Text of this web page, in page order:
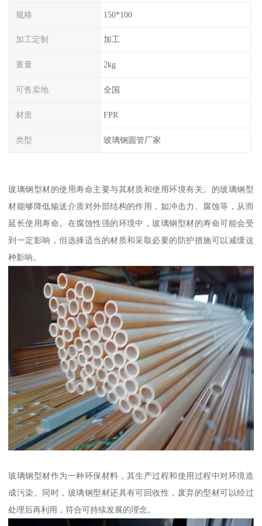
规格 150*100
加工定制 加工
重量 2kg
可售卖地 全国
材质 FPR
类型 玻璃钢圆管厂家
玻璃钢型材的使用寿命主要与其材质和使用环境有关。的玻璃钢型
材能够降低输送介质对外部结构的作用，如冲击力、腐蚀等，从而
延长使用寿命。在腐蚀性强的环境中，玻璃钢型材的寿命可能会受
到一定影响，但选择适当的材质和采取必要的防护措施可以减缓这
种影响。
玻璃钢型材作为一种环保材料，其生产过程和使用过程中对环境造
成污染。同时，玻璃钢型材还具有可回收性，废弃的型材可以经过
处理后再利用，符合可持续发展的理念。